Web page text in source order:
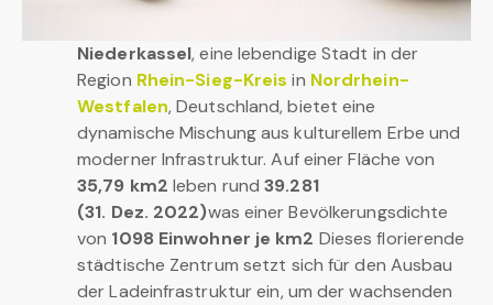
Niederkassel, eine lebendige Stadt in der
Region Rhein-Sieg-Kreis in Nordrhein-
Westfalen, Deutschland, bietet eine
dynamische Mischung aus kulturellem Erbe und
moderner Infrastruktur. Auf einer Fläche von
35,79 km2 leben rund39.281
(31. Dez. 2022)was einer Bevölkerungsdichte
von 1098 Einwohner je km2 Dieses florierende
städtische Zentrum setzt sich für den Ausbau
der Ladeinfrastruktur ein, um der wachsenden